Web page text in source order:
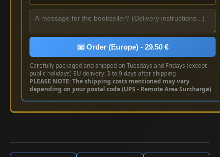
📧 Order (Europe) - 29.50 €
Carefully packaged and shipped on Tuesdays and Fridays (except
public holidays) EU delivery: 3 to 9 days after shipping
PLEASE NOTE: The shipping costs mentioned may vary
depending on your postal code (UPS - Remote Area Surcharge)